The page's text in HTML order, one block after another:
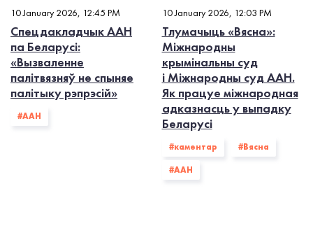
10 January 2026, 12:45 PM
Спецдакладчык ААН
па Беларусі:
«Вызваленне
палітвязняў не спыняе
палітыку рэпрэсій»
#ААН
10 January 2026, 12:03 PM
Тлумачыць «Вясна»:
Міжнародны
крымінальны суд
і Міжнародны суд ААН.
Як працуе міжнародная
адказнасць у выпадку
Беларусі
#каментар #Вясна
#ААН